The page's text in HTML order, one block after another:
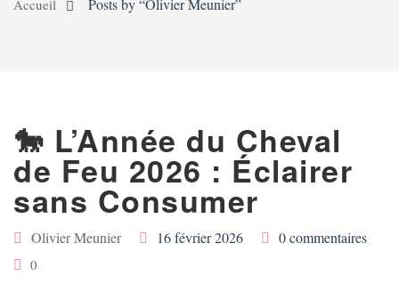
Accueil Posts by “Olivier Meunier”
🐎 L’Année du Cheval
de Feu 2026 : Éclairer
sans Consumer
Olivier Meunier 16 février 2026 0 commentaires
0